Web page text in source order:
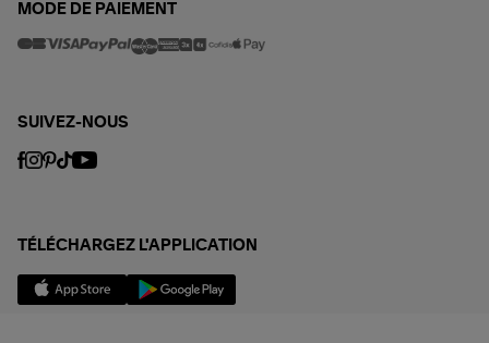
MODE DE PAIEMENT
SUIVEZ-NOUS
TÉLÉCHARGEZ L'APPLICATION